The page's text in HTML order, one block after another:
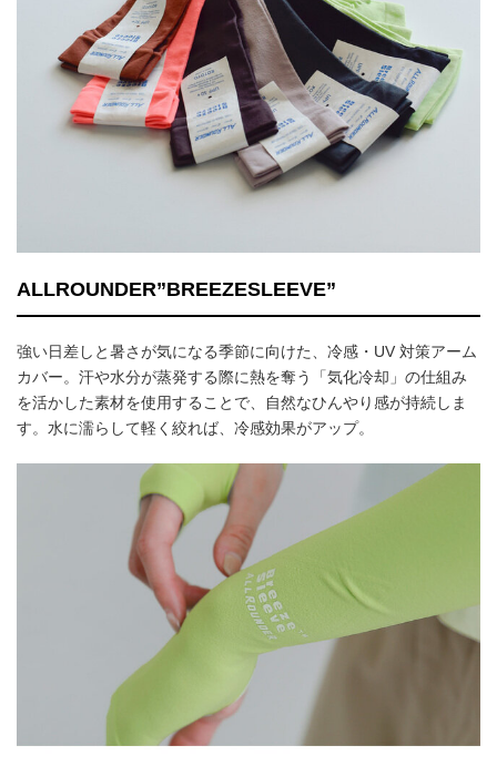
ALLROUNDER”BREEZESLEEVE”
強い日差しと暑さが気になる季節に向けた、冷感・UV 対策アーム
カバー。汗や水分が蒸発する際に熱を奪う「気化冷却」の仕組み
を活かした素材を使用することで、自然なひんやり感が持続しま
す。水に濡らして軽く絞れば、冷感効果がアップ。